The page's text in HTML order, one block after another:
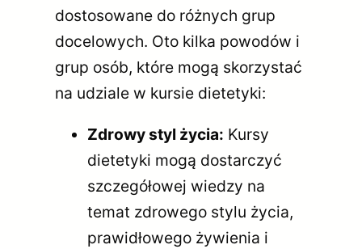
dostosowane do różnych grup
docelowych. Oto kilka powodów i
grup osób, które mogą skorzystać
na udziale w kursie dietetyki:
Zdrowy styl życia: Kursy
dietetyki mogą dostarczyć
szczegółowej wiedzy na
temat zdrowego stylu życia,
prawidłowego żywienia i